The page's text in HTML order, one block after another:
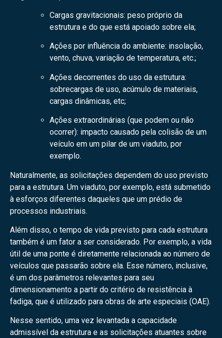
Cargas gravitacionais: peso próprio da
estrutura e do que está apoiado sobre ela;
Ações por influência do ambiente: insolação,
vento, chuva, variação de temperatura, etc.;
Ações decorrentes do uso da estrutura:
sobrecargas de uso, acúmulo de materiais,
cargas dinâmicas, etc;
Ações extraordinárias (que podem ou não
ocorrer): impacto causado pela colisão de um
veículo em um pilar de um viaduto, por
exemplo.
Naturalmente, as solicitações dependem do uso previsto
para a estrutura. Um viaduto, por exemplo, está submetido
à esforços diferentes daqueles que um prédio de
processos industriais.
Além disso, o tempo de vida previsto para cada estrutura
também é um fator a ser considerado. Por exemplo, a vida
útil de uma ponte é diretamente relacionada ao número de
veículos que passarão sobre ela. Esse número, inclusive,
é um dos parâmetros relevantes para seu
dimensionamento a partir do critério de resistência à
fadiga, que é utilizado para obras de arte especiais (OAE).
Nesse sentido, uma vez levantada a capacidade
admissível da estrutura e as solicitações atuantes sobre